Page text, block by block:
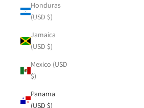
Honduras
(USD $)
Jamaica
(USD $)
Mexico (USD
$)
Panama
(USD $)